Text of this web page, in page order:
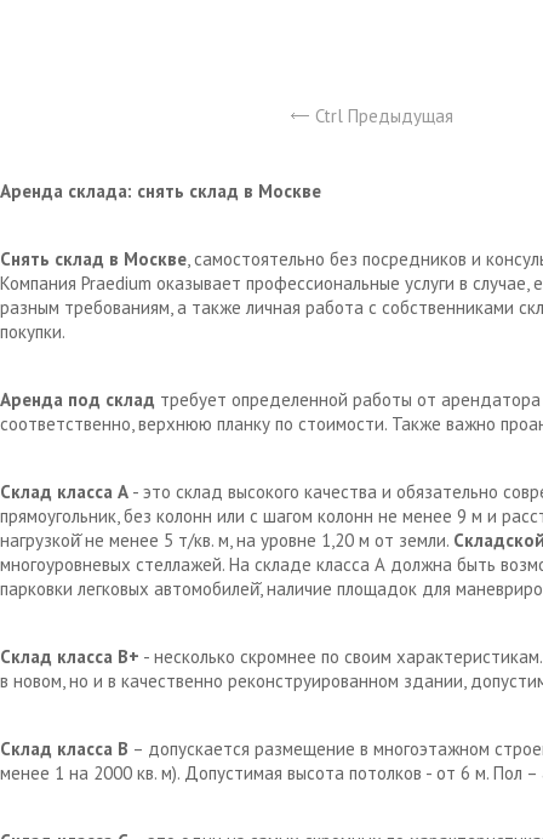
Ctrl Предыдущая
Аренда склада: снять склад в Москве
Снять склад в Москве, самостоятельно без посредников и
Компания Praedium оказывает профессиональные услуги в
разным требованиям, а также личная работа с собственниками
покупки.
Аренда под склад требует определенной работы от
соответственно, верхнюю планку по стоимости. Также важно
Склад класса А - это склад высокого качества и обязательно
прямоугольник, без колонн или с шагом колонн не менее 9 м и
нагрузкой̆ не менее 5 т/кв. м, на уровне 1,20 м от земли.
многоуровневых стеллажей. На складе класса А должна быть
парковки легковых автомобилей̆, наличие площадок для
Склад класса В+ - несколько скромнее по своим
в новом, но и в качественно реконструированном здании,
Склад класса В – допускается размещение в многоэтажном
менее 1 на 2000 кв. м). Допустимая высота потолков - от 6 м. Пол